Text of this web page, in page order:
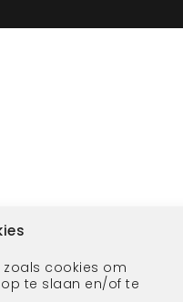
cookies om
te slaan en/of te